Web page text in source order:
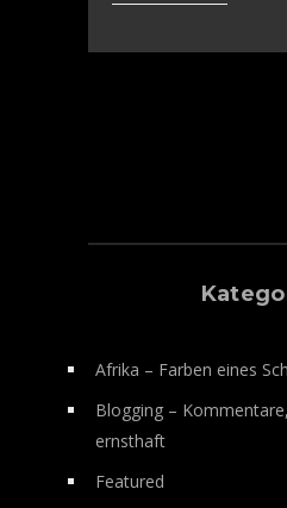
Afrika – Farben eines
Blogging –
ernsthaft
Featured